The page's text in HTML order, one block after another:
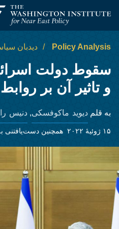
Institute for Near East Policy
Policy Analysis دیدبان
سقوط دولت
و تاثیر آن بر
به قلم دیوید ماکوفسکی, دنیس
۱۵ ژوئیهٔ ۲۰۲۲ همچنین دست‌یافتنی